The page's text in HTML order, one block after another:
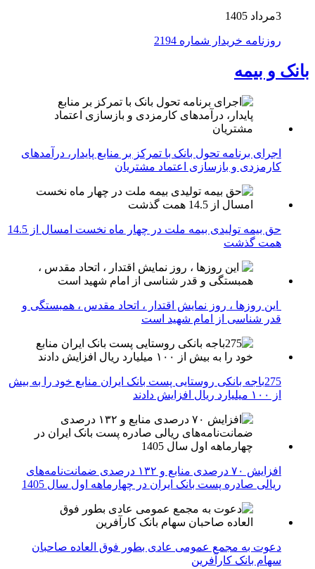
3مرداد 1405
روزنامه خریدار شماره 2194
بانک و بیمه
اجرای برنامه تحول بانک با تمرکز بر منابع پایدار، درآمدهای
کارمزدی و بازسازی اعتماد مشتریان
حق بیمه تولیدی بیمه ملت در چهار ماه نخست امسال از 14.5
همت گذشت
این روزها ، روز نمایش اقتدار ، اتحاد مقدس ، همبستگی و
قدر شناسی از امام شهید است
275باجه بانکی روستایی پست بانک ایران منابع خود را به بیش
از ۱۰۰ میلیارد ریال افزایش دادند
افزایش ۷۰ درصدی منابع و ۱۳۲ درصدی ضمانت‌نامه‌های
ریالی صادره پست بانک ایران در چهارماهه اول سال 1405
دعوت به مجمع عمومی عادی بطور فوق العاده صاحبان
سهام بانک کارآفرین